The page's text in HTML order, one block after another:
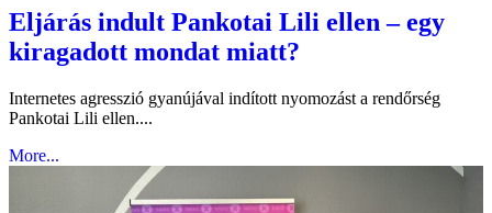
Eljárás indult Pankotai Lili ellen – egy
kiragadott mondat miatt?
Internetes agresszió gyanújával indított nyomozást a rendőrség
Pankotai Lili ellen....
More...